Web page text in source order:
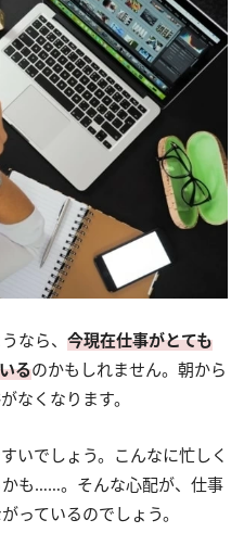
なら、 今現在仕事がとても
るのかもしれません。朝から
なくなります。
いでしょう。こんなに忙しく
も……。そんな心配が、仕事
っているのでしょう。